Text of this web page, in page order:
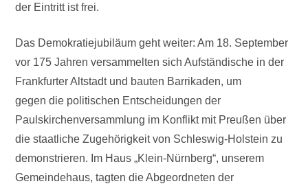
der Eintritt ist frei.
Das Demokratiejubiläum geht weiter: Am 18. September
vor 175 Jahren versammelten sich Aufständische in der
Frankfurter Altstadt und bauten Barrikaden, um
gegen die politischen Entscheidungen der
Paulskirchenversammlung im Konflikt mit Preußen über
die staatliche Zugehörigkeit von Schleswig-Holstein zu
demonstrieren. Im Haus „Klein-Nürnberg“, unserem
Gemeindehaus, tagten die Abgeordneten der